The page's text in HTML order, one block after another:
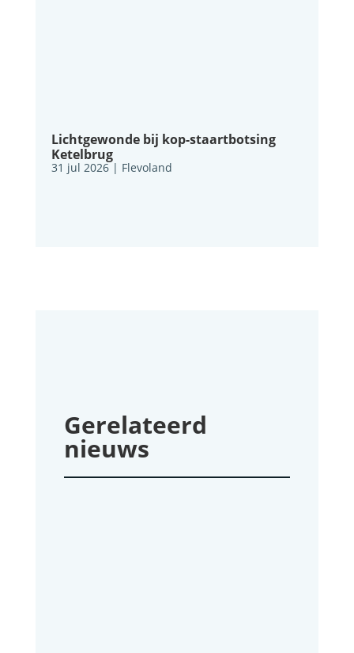
Lichtgewonde bij kop-staartbotsing
Ketelbrug
31 jul 2026| Flevoland
Gerelateerd
nieuws